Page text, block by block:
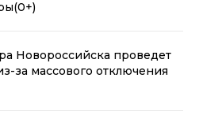
(0+)
Новороссийска проведет
за массового отключения